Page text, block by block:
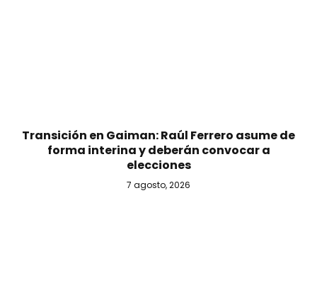
Transición en Gaiman: Raúl Ferrero asume de
forma interina y deberán convocar a
elecciones
7 agosto, 2026